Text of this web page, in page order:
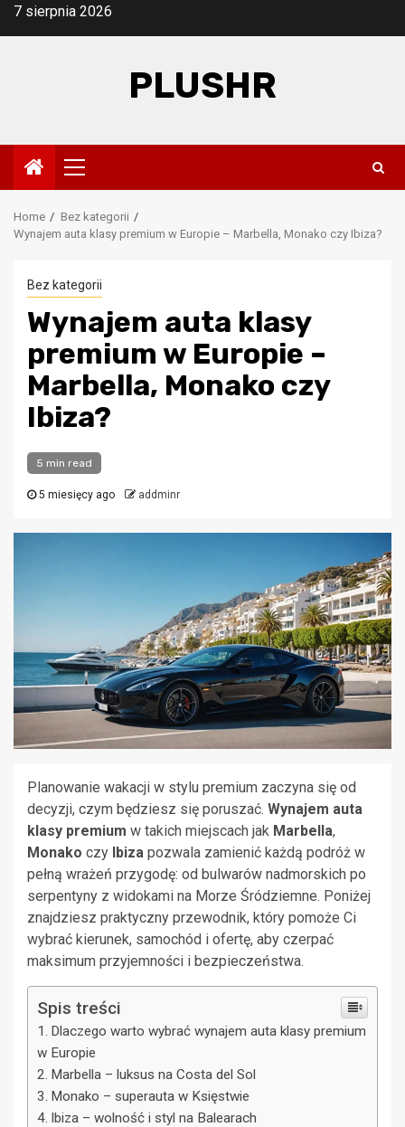
Skip7 sierpnia 2026
PLUSHR
Primary
Menu
Home
Bez kategorii
Wynajem auta klasy premium w Europie – Marbella, Monako czy Ibiza?
Bez kategorii
Wynajem auta klasy
premium w Europie –
Marbella, Monako czy
Ibiza?
5 min read
5 miesięcy ago addminr
Planowanie wakacji w stylu premium zaczyna się od
decyzji, czym będziesz się poruszać. Wynajem auta
klasy premium w takich miejscach jak Marbella,
Monako czy Ibiza pozwala zamienić każdą podróż w
pełną wrażeń przygodę: od bulwarów nadmorskich po
serpentyny z widokami na Morze Śródziemne. Poniżej
znajdziesz praktyczny przewodnik, który pomoże Ci
wybrać kierunek, samochód i ofertę, aby czerpać
maksimum przyjemności i bezpieczeństwa.
Spis treści
Dlaczego warto wybrać wynajem auta klasy premium
w Europie
Marbella – luksus na Costa del Sol
Monako – superauta w Księstwie
Ibiza – wolność i styl na Balearach